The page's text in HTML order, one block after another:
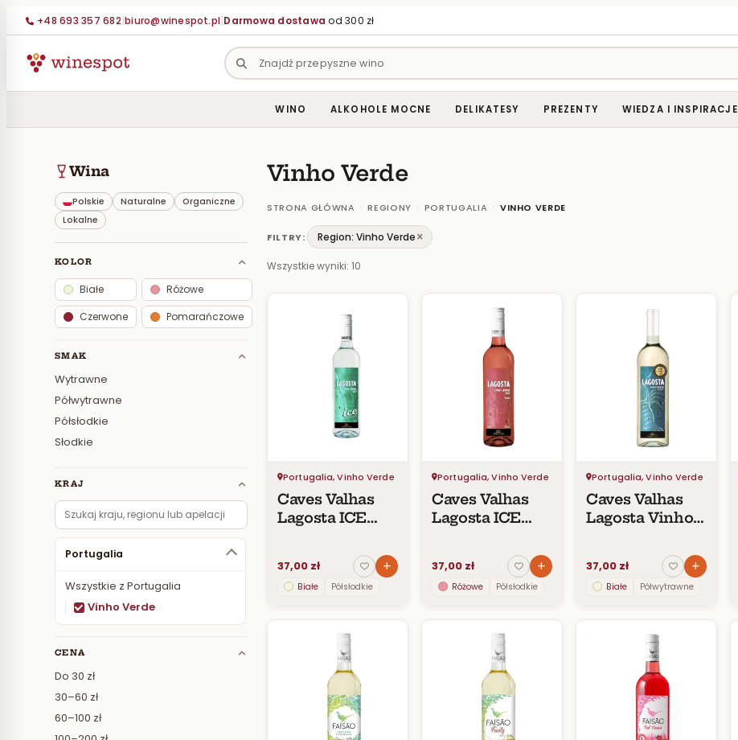
+48 693 357 682|biuro@winespot.pl|Darmowa dostawa od 300 zł
WINO ALKOHOLE MOCNE DELIKATESY PREZENTY WIEDZA I INSPIRACJE
Przejdź
do
treści
Wina
Polskie Naturalne
Organiczne
Lokalne
KOLOR
Białe
Różowe
Czerwone
Pomarańczowe
SMAK
Wytrawne
Półwytrawne
Półsłodkie
Słodkie
KRAJ
Portugalia
Wszystkie z Portugalia
Vinho Verde
CENA
Do 30 zł
30–60 zł
60–100 zł
Vinho Verde
STRONA GŁÓWNA › REGIONY › PORTUGALIA › VINHO VERDE
FILTRY: Region: Vinho Verde×
Wszystkie wyniki: 10
Portugalia, Vinho Verde
Caves Valhas
Lagosta ICE
37,00 zł
Białe Półsłodkie
Portugalia, Vinho Verde
Caves Valhas
Lagosta ICE
37,00 zł
Różowe Półsłodkie
Portugalia, Vinho Verde
Caves Valhas
Lagosta Vinho
37,00 zł
Białe Półwytrawne